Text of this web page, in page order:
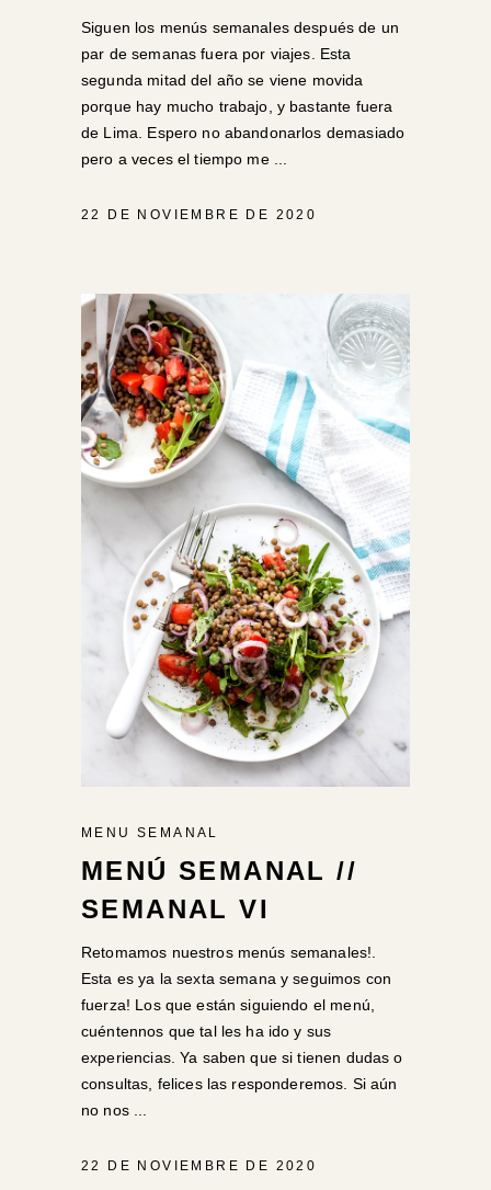
Siguen los menús semanales después de un
par de semanas fuera por viajes. Esta
segunda mitad del año se viene movida
porque hay mucho trabajo, y bastante fuera
de Lima. Espero no abandonarlos demasiado
pero a veces el tiempo me
22 DE NOVIEMBRE DE 2020
MENU SEMANAL
MENÚ SEMANAL //
SEMANAL VI
Retomamos nuestros menús semanales!.
Esta es ya la sexta semana y seguimos con
fuerza! Los que están siguiendo el menú,
cuéntennos que tal les ha ido y sus
experiencias. Ya saben que si tienen dudas o
consultas, felices las responderemos. Si aún
no nos
22 DE NOVIEMBRE DE 2020